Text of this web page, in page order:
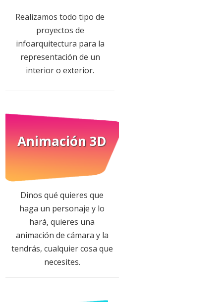
Realizamos todo tipo de
proyectos de
infoarquitectura para la
representación de un
interior o exterior.
Animación 3D
Dinos qué quieres que
haga un personaje y lo
hará, quieres una
animación de cámara y la
tendrás, cualquier cosa que
necesites.